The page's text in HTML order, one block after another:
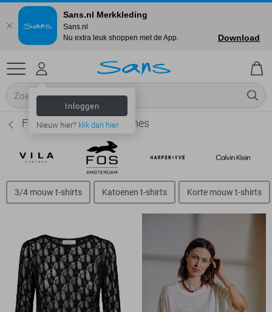
Inloggen
Nieuw hier? klik dan hier
Freequent T-shirts - Dames
3/4 mouw t-shirts Katoenen t-shirts Korte mouw t-shirts
Sans.nl Merkkleding
Sans.nl
Nu extra leuk shoppen met de App.
Download